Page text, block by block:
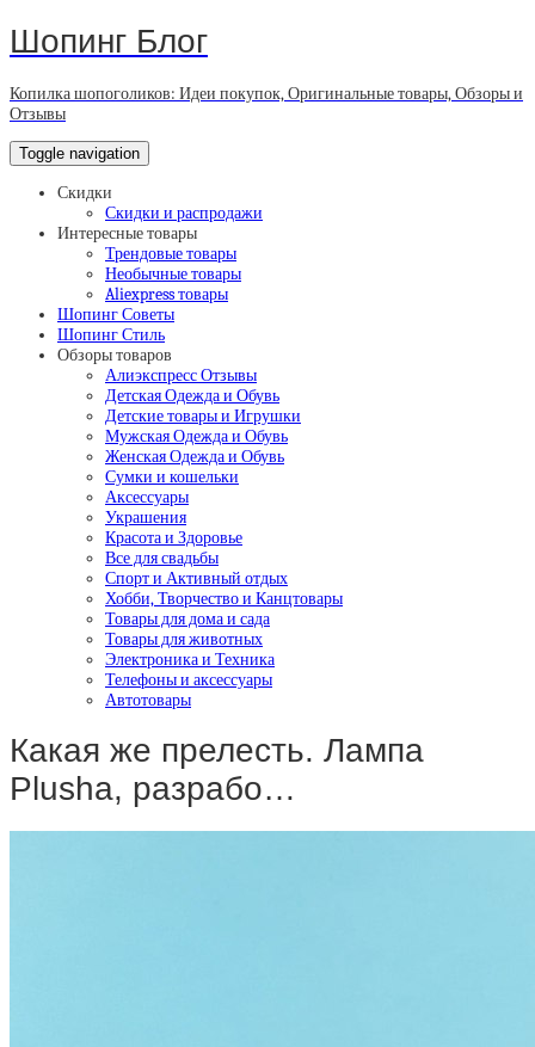
Шопинг Блог
Копилка шопоголиков: Идеи покупок, Оригинальные товары, Обзоры и
Отзывы
Toggle navigation
Скидки
Скидки и распродажи
Интересные товары
Трендовые товары
Необычные товары
Aliexpress товары
Шопинг Советы
Шопинг Стиль
Обзоры товаров
Алиэкспресс Отзывы
Детская Одежда и Обувь
Детские товары и Игрушки
Мужская Одежда и Обувь
Женская Одежда и Обувь
Сумки и кошельки
Аксессуары
Украшения
Красота и Здоровье
Все для свадьбы
Спорт и Активный отдых
Хобби, Творчество и Канцтовары
Товары для дома и сада
Товары для животных
Электроника и Техника
Телефоны и аксессуары
Автотовары
Какая же прелесть. Лампа
Plusha, разрабо…